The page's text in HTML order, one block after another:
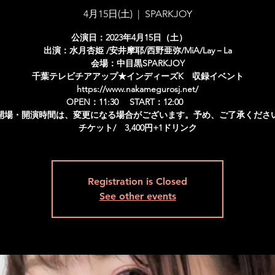
4月15日(土)
  |
SPARKJOY
公演日：2023年4月15日（土）
出演：水月杏姫 /安井摩耶/西野亜弥/MiA/Lay－La
会場：中目黒SPARKJOY
千葉テレビチアアップ★インディーズK 収録イベント
https://www.nakamegurosj.net/
OPEN：11:30 START：12:00
・開演時間は、変更になる場合がございます。予め、ご了承くださ
チケット/ 3,400円+1ドリンク
Registration is Closed
See other events